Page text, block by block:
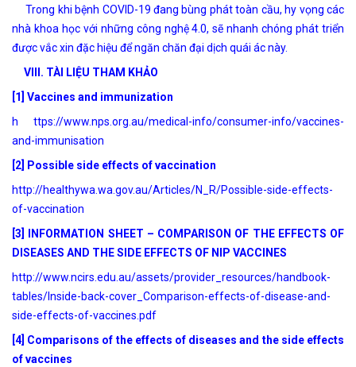
Trong khi bệnh COVID-19 đang bùng phát toàn cầu, hy vọng các
nhà khoa học với những công nghệ 4.0, sẽ nhanh chóng phát triển
được vắc xin đặc hiệu để ngăn chăn đại dịch quái ác này.
VIII. TÀI LIỆU THAM KHẢO
[1] Vaccines and immunization
h ttps://www.nps.org.au/medical-info/consumer-info/vaccines-
and-immunisation
[2] Possible side effects of vaccination
http://healthywa.wa.gov.au/Articles/N_R/Possible-side-effects-
of-vaccination
[3] INFORMATION SHEET – COMPARISON OF THE EFFECTS OF
DISEASES AND THE SIDE EFFECTS OF NIP VACCINES
http://www.ncirs.edu.au/assets/provider_resources/handbook-
tables/Inside-back-cover_Comparison-effects-of-disease-and-
side-effects-of-vaccines.pdf
[4] Comparisons of the effects of diseases and the side effects
of vaccines